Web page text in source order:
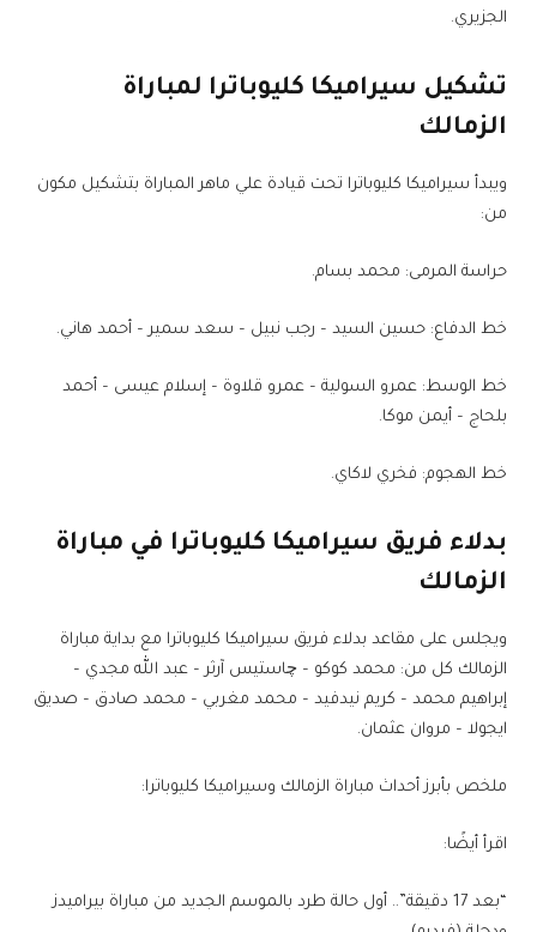
الجزيري.
تشكيل سيراميكا كليوباترا لمباراة
الزمالك
ويبدأ سيراميكا كليوباترا تحت قيادة علي ماهر المباراة بتشكيل مكون
من:
حراسة المرمى: محمد بسام.
خط الدفاع: حسين السيد – رجب نبيل – سعد سمير – أحمد هاني.
خط الوسط: عمرو السولية – عمرو قلاوة – إسلام عيسى – أحمد
بلحاج – أيمن موكا.
خط الهجوم: فخري لاكاي.
بدلاء فريق سيراميكا كليوباترا في مباراة
الزمالك
ويجلس على مقاعد بدلاء فريق سيراميكا كليوباترا مع بداية مباراة
الزمالك كل من: محمد كوكو – چاستيس آرثر – عبد الله مجدي –
إبراهيم محمد – كريم نيدفيد – محمد مغربي – محمد صادق – صديق
ايجولا – مروان عثمان.
ملخص بأبرز أحداث مباراة الزمالك وسيراميكا كليوباترا:
اقرأ أيضًا:
“بعد 17 دقيقة”.. أول حالة طرد بالموسم الجديد من مباراة بيراميدز